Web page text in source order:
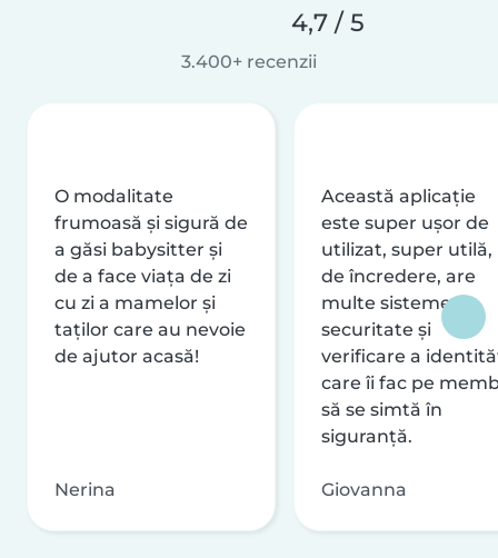
4,7 / 5
3.400+ recenzii
O modalitate
frumoasă și sigură de
a găsi babysitter și
de a face viața de zi
cu zi a mamelor și
taților care au nevoie
de ajutor acasă!
Nerina
Această aplicație
este super ușor de
utilizat, super utilă,
de încredere, are
multe sisteme de
securitate și
verificare a
care îi fac pe
să se simtă în
siguranță.
Giovanna